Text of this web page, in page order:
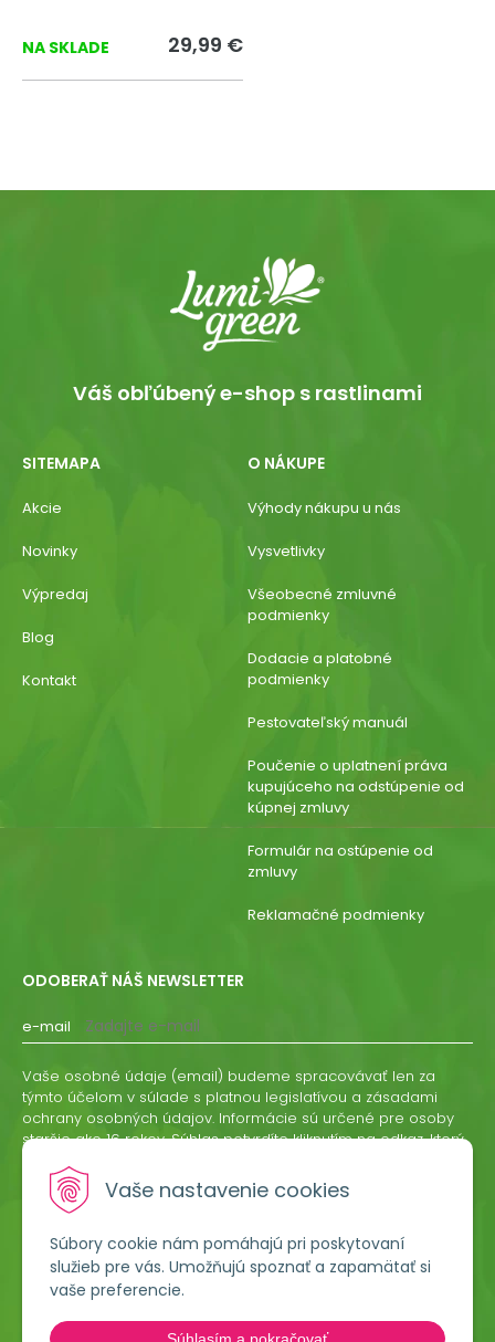
Vaše nastavenie cookies
Súbory cookie nám pomáhajú pri poskytovaní
služieb pre vás. Umožňujú spoznať a zapamätať si
vaše preferencie.
NA SKLADE 29,99 €
Váš obľúbený e-shop s rastlinami
SITEMAPA
Akcie
Novinky
Výpredaj
Blog
Kontakt
O NÁKUPE
Výhody nákupu u nás
Vysvetlivky
Všeobecné zmluvné
podmienky
Dodacie a platobné
podmienky
Pestovateľský manuál
Poučenie o uplatnení práva
kupujúceho na odstúpenie od
kúpnej zmluvy
Formulár na ostúpenie od
zmluvy
Reklamačné podmienky
ODOBERAŤ NÁŠ NEWSLETTER
e-mail
ODOBERAŤ
Vaše osobné údaje (email) budeme spracovávať len za
týmto účelom v súlade s platnou legislatívou a zásadami
ochrany osobných údajov. Informácie sú určené pre osoby
staršie ako 16 rokov. Súhlas potvrdíte kliknutím na odkaz, ktorý
odvolať písomne, emailom alebo kliknutím na odkaz z
ktoréhokoľvek informačného emailu.